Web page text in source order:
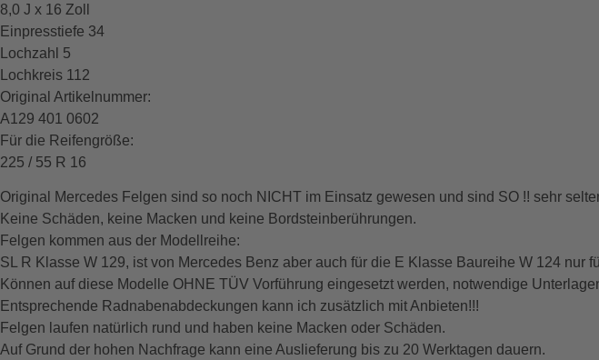
8,0 J x 16 Zoll
Einpresstiefe 34
Lochzahl 5
Lochkreis 112
Original Artikelnummer:
A129 401 0602
Für die Reifengröße:
225 / 55 R 16
Original Mercedes Felgen sind so noch NICHT im Einsatz gewesen und sind SO !! sehr
Keine Schäden, keine Macken und keine Bordsteinberührungen.
Felgen kommen aus der Modellreihe:
SL R Klasse W 129, ist von Mercedes Benz aber auch für die E Klasse Baureihe W 124 nur
Können auf diese Modelle OHNE TÜV Vorführung eingesetzt werden, notwendige
Entsprechende Radnabenabdeckungen kann ich zusätzlich mit Anbieten!!!
Felgen laufen natürlich rund und haben keine Macken oder Schäden.
Auf Grund der hohen Nachfrage kann eine Auslieferung bis zu 20 Werktagen dauern.